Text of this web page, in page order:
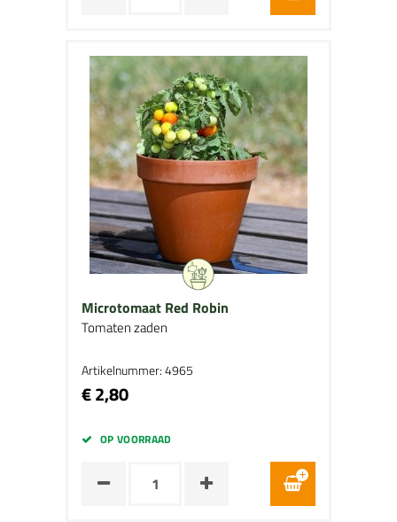
Microtomaat Red Robin
Tomaten zaden
Artikelnummer: 4965
€ 2,80
OP VOORRAAD